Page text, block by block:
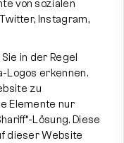
von sozialen
Instagram,
in der Regel
Logos erkennen.
zu
Elemente nur
Lösung. Diese
dieser Website